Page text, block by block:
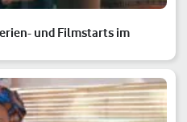
und Filmstarts im